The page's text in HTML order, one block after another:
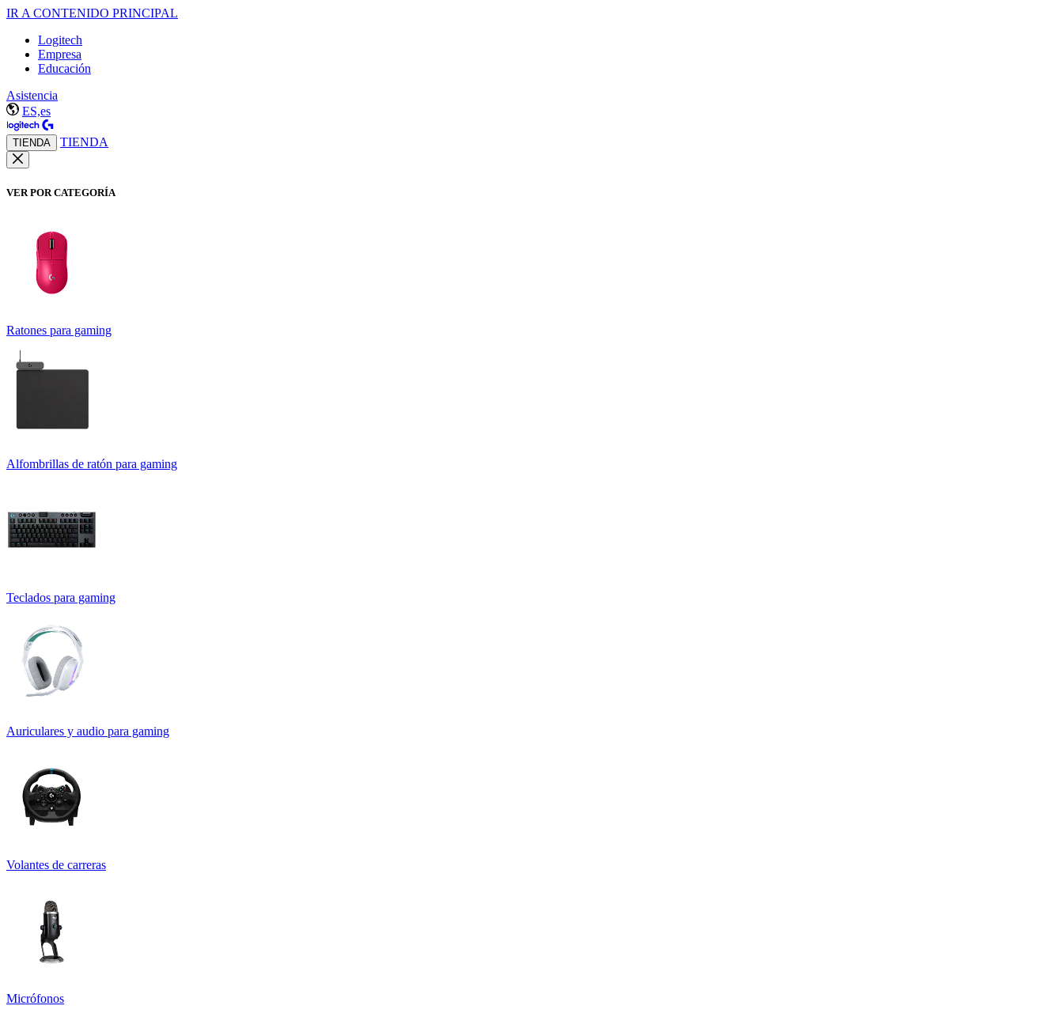
IR A CONTENIDO PRINCIPAL
Logitech
Empresa
Educación
Asistencia
ES,es
TIENDA TIENDA
VER POR CATEGORÍA
Ratones para gaming
Alfombrillas de ratón para gaming
Teclados para gaming
Auriculares y audio para gaming
Volantes de carreras
Micrófonos